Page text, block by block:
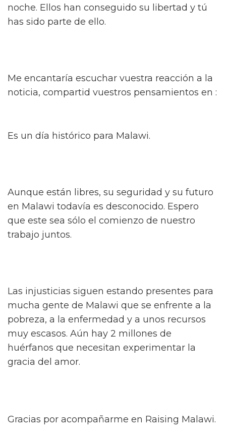
noche. Ellos han conseguido su libertad y tú
has sido parte de ello.
Me encantaría escuchar vuestra reacción a la
noticia, compartid vuestros pensamientos en :
Es un día histórico para Malawi.
Aunque están libres, su seguridad y su futuro
en Malawi todavía es desconocido. Espero
que este sea sólo el comienzo de nuestro
trabajo juntos.
Las injusticias siguen estando presentes para
mucha gente de Malawi que se enfrente a la
pobreza, a la enfermedad y a unos recursos
muy escasos. Aún hay 2 millones de
huérfanos que necesitan experimentar la
gracia del amor.
Gracias por acompañarme en Raising Malawi.